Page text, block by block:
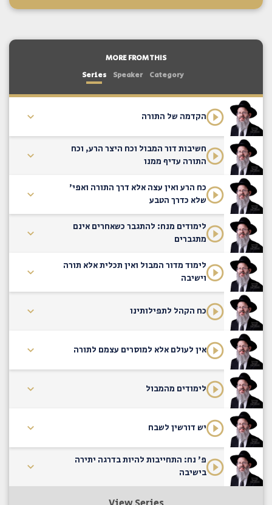
MORE FROM THIS
Series
Speaker Category
הקדמה של התורה
חשיבות דור המבול וכח היצר הרע, וכח
התורה עדיף ממנו
כח הרע ואין עצה אלא דרך התורה ואפי'
שלא כדרך הטבע
לימודים מנח: להתגבר כשאחרים אינם
מתגברים
לימוד מדור המבול ואין תכלית אלא תורה
וישיבה
כח הקהל לתפילותינו
אין לעולם אלא למוסרים עצמם לתורה
לימודים מהמבול
יש דורשין לשבח
פ' נח: התחייבות להיות בדרגה יתירה
בישיבה